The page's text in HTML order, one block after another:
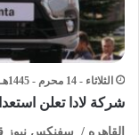
الثلاثاء - 14 محرم - 1445هـ / 1 أغسطس - 2023م / 4:09 مساءً
شركة لادا تعلن
القاهره / سفنكس نيوز